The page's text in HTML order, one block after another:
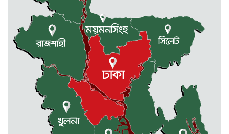
প্রথম শ্রেণিতে ভর্তি লটারিতে, পরীক্ষা হবে
দ্বিতীয় থেকে নবম শ্রেণি পর্যন্ত
দুর্গাপুরে ক্ষুদে শিক্ষার্থীদের মাঝে গাছের
চারা বিতরণ
ঢাকাসহ যেসব অঞ্চলে বজ্রবৃষ্টির আভাস